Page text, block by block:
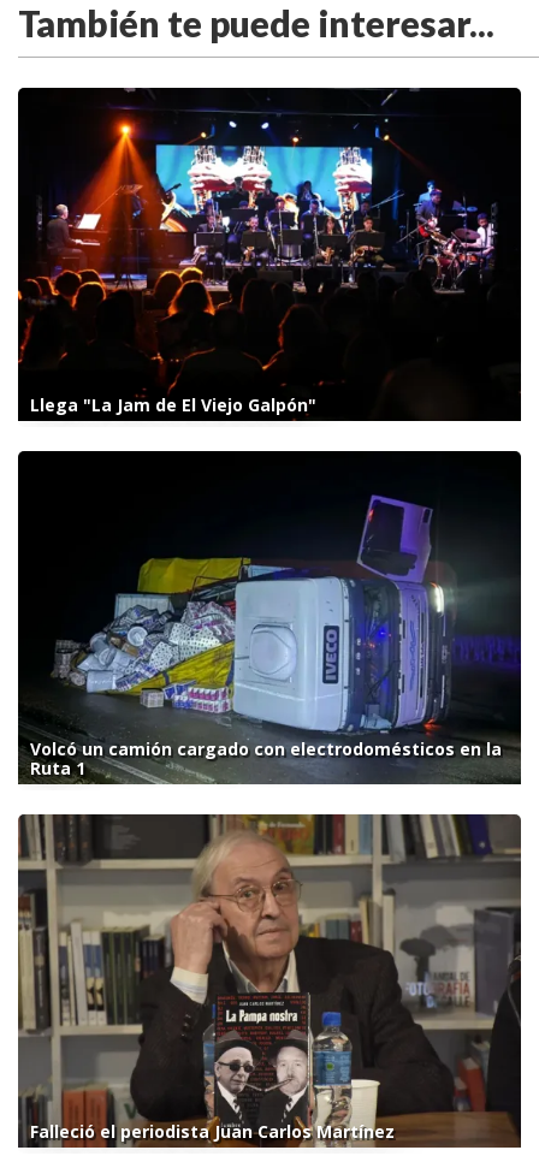
También te puede interesar...
Llega "La Jam de El Viejo Galpón"
Volcó un camión cargado con electrodomésticos en la
Ruta 1
Falleció el periodista Juan Carlos Martínez